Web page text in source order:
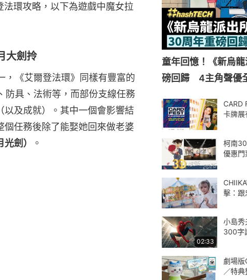
環攻略，以下為遊戲中魔女拉
大劍拎
，《艾爾登法環》同樣有豐富的
防具、法術等，而部份支線任務
及成就）。其中一個會影響結
個任務後除了能娶她回來做老婆
劍） 。
童年回憶！《新烏
磅回歸 4主角聲優
CARD
卡牌展
柯南
優惠
擊：跟
02:33
小島秀
300字
劇場
／特